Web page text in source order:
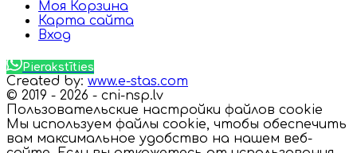
Моя Корзина
Карта сайта
Вход
Pierakstīties
Created by: www.e-stas.com
© 2019 - 2026 - cni-nsp.lv
Пользовательские настройки файлов cookie
Мы используем файлы cookie, чтобы обеспечить
вам максимальное удобство на нашем веб-